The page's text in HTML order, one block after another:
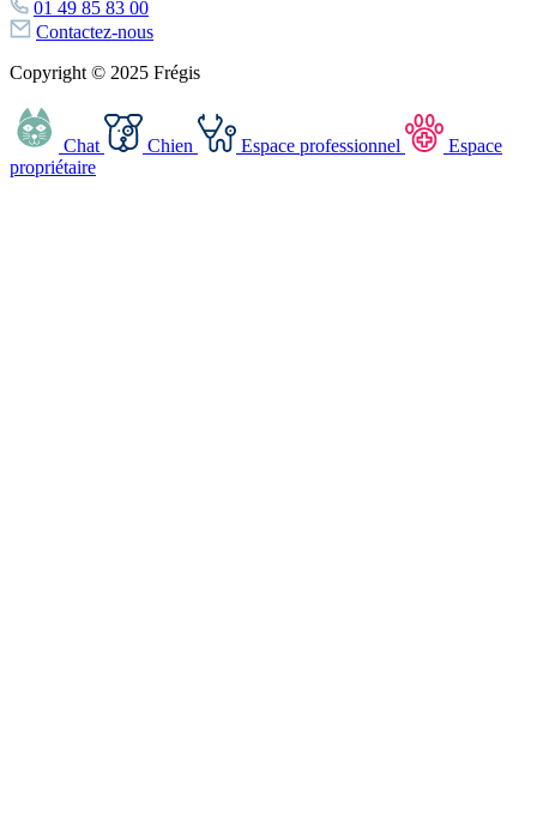
01 49 85 83 00
Contactez-nous
Copyright © 2025 Frégis
Chat Chien Espace professionnel
Espace
propriétaire